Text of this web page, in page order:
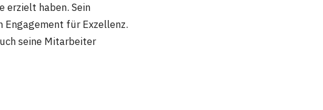
erzielt haben. Sein
für Exzellenz.
seine Mitarbeiter